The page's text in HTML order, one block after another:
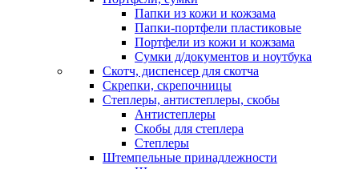
Папки из кожи и кожзама
Папки-портфели пластиковые
Портфели из кожи и кожзама
Сумки д/документов и ноутбука
Скотч, диспенсер для скотча
Скрепки, скрепочницы
Степлеры, антистеплеры, скобы
Антистеплеры
Скобы для степлера
Степлеры
Штемпельные принадлежности